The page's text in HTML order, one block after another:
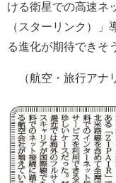
ける衛星での高速ネ
（スターリンク）
る進化が期待できそ
（航空・旅行アナ